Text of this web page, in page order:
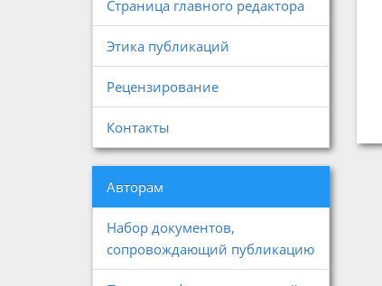
Страница главного редактора
Этика публикаций
Рецензирование
Контакты
Авторам
Набор документов,
сопровождающий публикацию